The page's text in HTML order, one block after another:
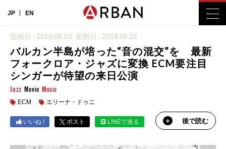
JP EN
投稿日 : 2016.08.10 更新日 : 2018.09.25
バルカン半島が培った“音の混交”を 最新
フォークロア・ジャズに変換 ECM要注目
シンガーが待望の来日公演
Jazz Movie Music
ECM エリーナ・ドゥニ
いいね ! ポスト LINEで送る 後で読む